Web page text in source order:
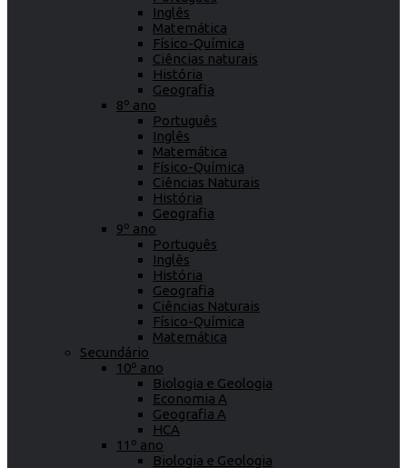
Inglês
Matemática
Físico-Química
Ciências naturais
História
Geografia
8º ano
Português
Inglês
Matemática
Físico-Química
Ciências Naturais
História
Geografia
9º ano
Português
Inglês
História
Geografia
Ciências Naturais
Físico-Química
Matemática
Secundário
10º ano
Biologia e Geologia
Economia A
Geografia A
HCA
11º ano
Biologia e Geologia